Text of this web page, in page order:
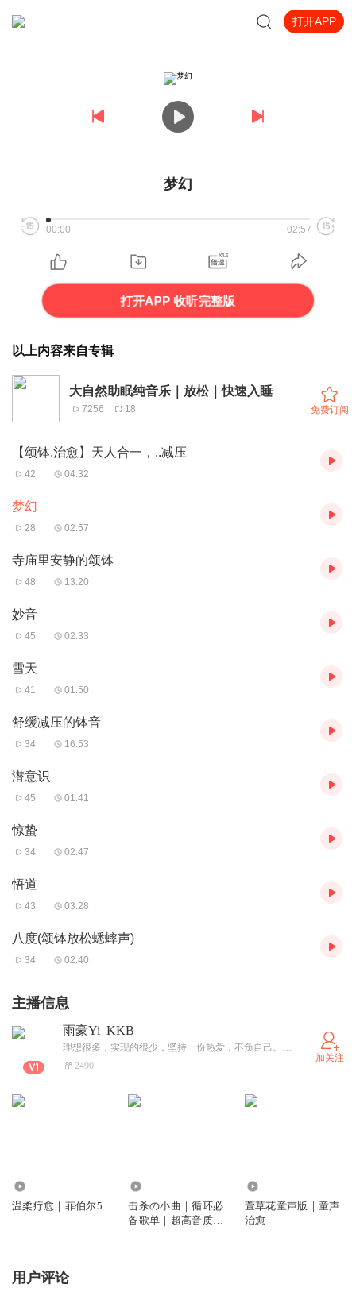
打开APP
梦幻
00:00 02:57
打开APP 收听完整版
以上内容来自专辑
大自然助眠纯音乐｜放松｜快速入睡
7256 18 免费订阅
【颂钵.治愈】天人合一，..减压
42 04:32
梦幻
28 02:57
寺庙里安静的颂钵
48 13:20
妙音
45 02:33
雪天
41 01:50
舒缓减压的钵音
34 16:53
潜意识
45 01:41
惊蛰
34 02:47
悟道
43 03:28
八度(颂钵放松蟋蟀声)
34 02:40
主播信息
雨豪Yi_KKB
理想很多，实现的很少，坚持一份热爱，不负自己。感谢您的聆听 希望您能喜欢我的声音!
2490
加关注
温柔疗愈｜菲伯尔5
击杀の小曲｜循环必
备歌单｜超高音质精
萱草花童声版｜童声
治愈
用户评论